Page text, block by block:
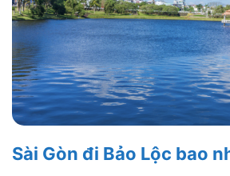
Sài Gòn đi Bảo Lộc bao